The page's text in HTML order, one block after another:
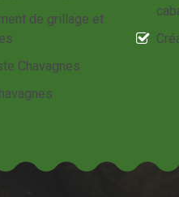
de grillage et
Chavagnes